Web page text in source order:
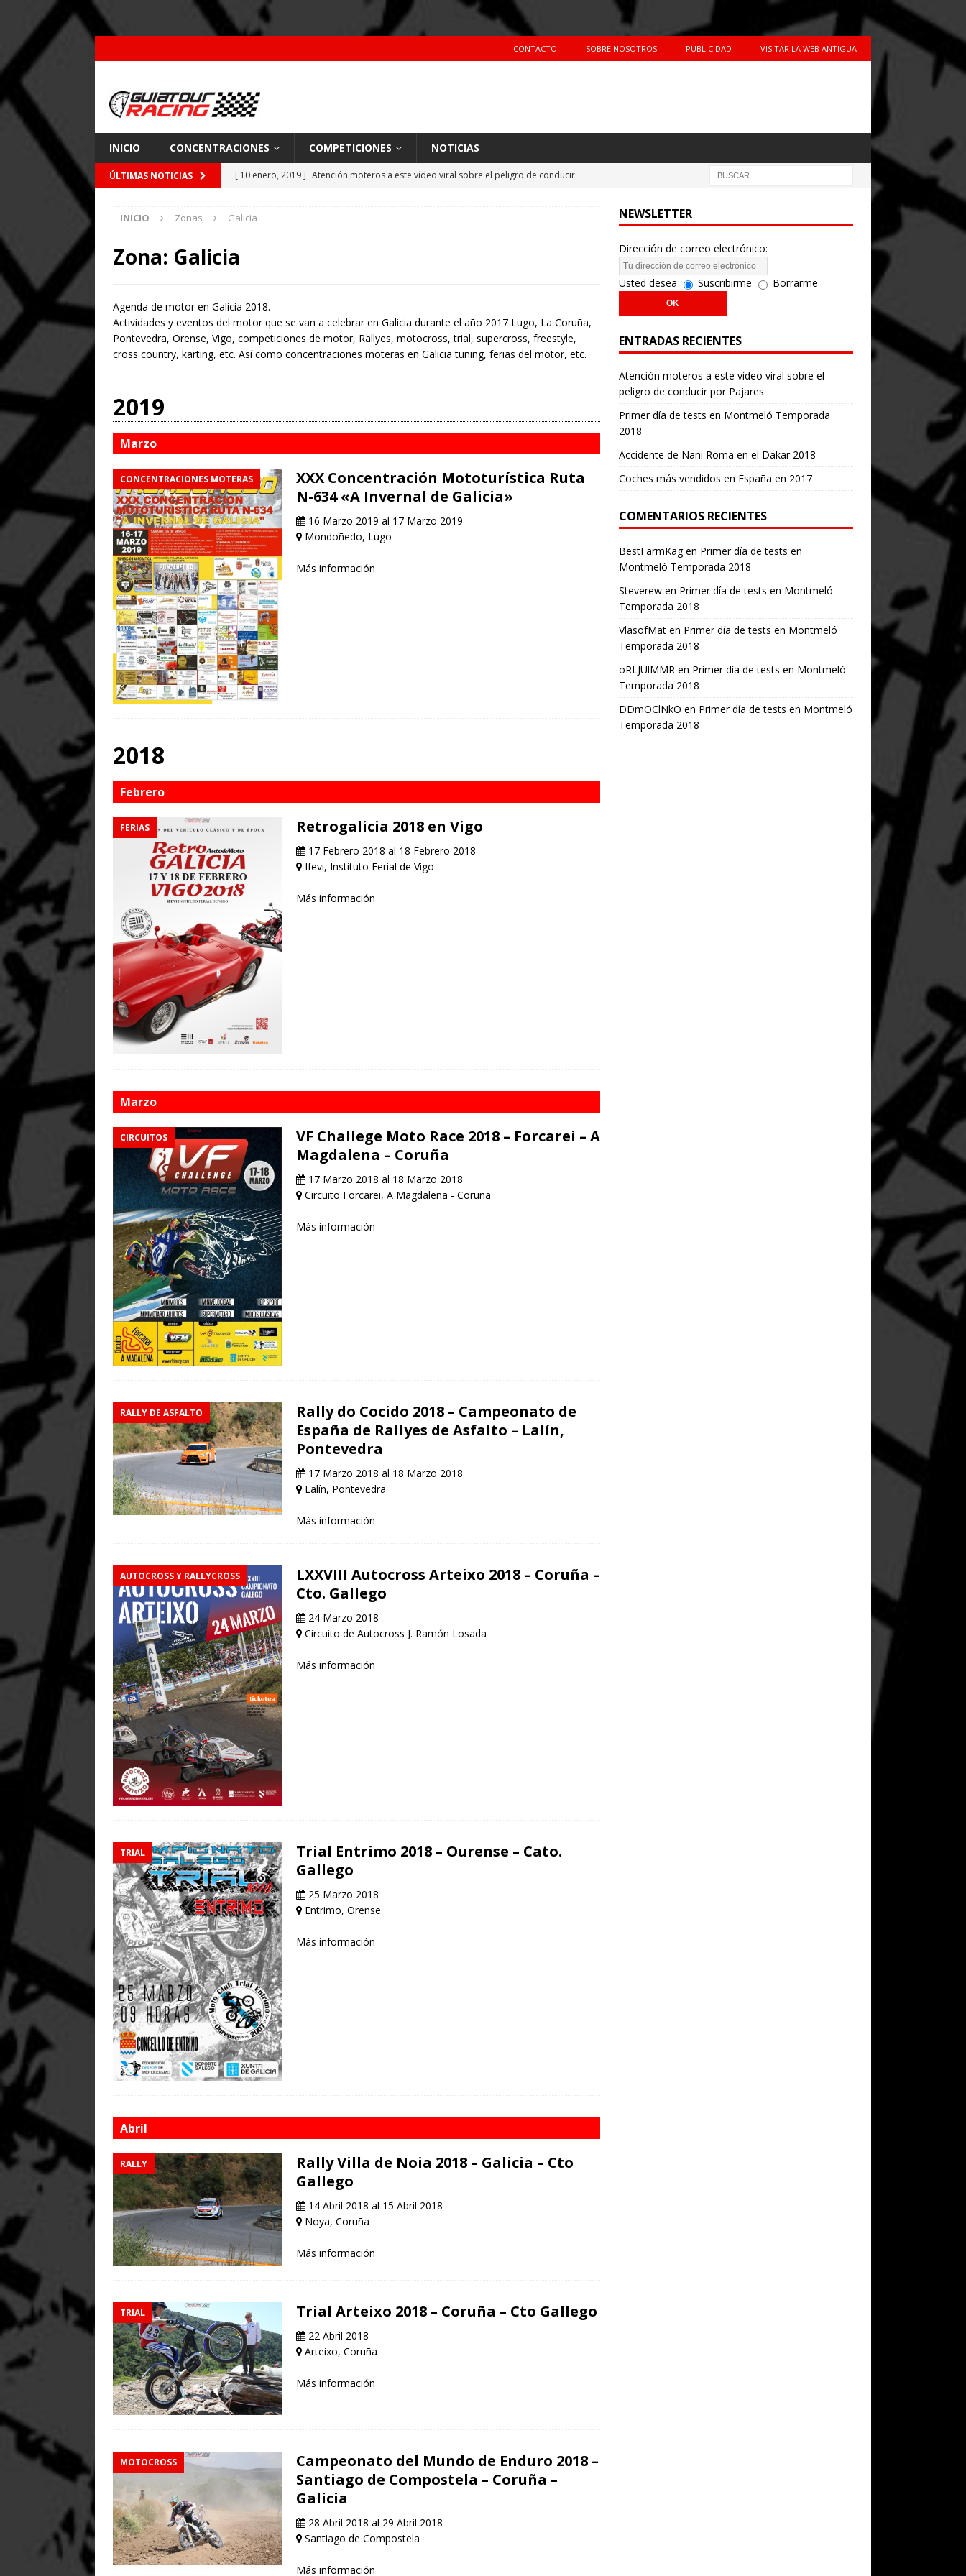
CONTACTO SOBRE NOSOTROS PUBLICIDAD VISITAR LA WEB ANTIGUA
INICIO CONCENTRACIONES COMPETICIONES NOTICIAS
ÚLTIMAS NOTICIAS [ 10 enero, 2019 ] Atención moteros a este vídeo viral sobre el peligro de conducir
[ 26 febrero, 2018 ]
INICIO Zonas Galicia
Zona: Galicia
Agenda de motor en Galicia 2018.
Actividades y eventos del motor que se van a celebrar en Galicia durante el año 2017 Lugo, La Coruña,
Pontevedra, Orense, Vigo, competiciones de motor, Rallyes, motocross, trial, supercross, freestyle,
cross country, karting, etc. Así como concentraciones moteras en Galicia tuning, ferias del motor, etc.
2019
Marzo
CONCENTRACIONES MOTERAS
XXX Concentración Mototurística Ruta
N-634 «A Invernal de Galicia»
16 Marzo 2019 al 17 Marzo 2019
Mondoñedo, Lugo
Más información
2018
Febrero
FERIAS Retrogalicia 2018 en Vigo
17 Febrero 2018 al 18 Febrero 2018
Ifevi, Instituto Ferial de Vigo
Más información
Marzo
CIRCUITOS
VF Challege Moto Race 2018 – Forcarei – A
Magdalena – Coruña
17 Marzo 2018 al 18 Marzo 2018
Circuito Forcarei, A Magdalena - Coruña
Más información
RALLY DE ASFALTO
Rally do Cocido 2018 – Campeonato de
España de Rallyes de Asfalto – Lalín,
Pontevedra
17 Marzo 2018 al 18 Marzo 2018
Lalín, Pontevedra
Más información
AUTOCROSS Y RALLYCROSS
LXXVIII Autocross Arteixo 2018 – Coruña –
Cto. Gallego
24 Marzo 2018
Circuito de Autocross J. Ramón Losada
Más información
TRIAL
Trial Entrimo 2018 – Ourense – Cato.
Gallego
25 Marzo 2018
Entrimo, Orense
Más información
Abril
RALLY
Rally Villa de Noia 2018 – Galicia – Cto
Gallego
14 Abril 2018 al 15 Abril 2018
Noya, Coruña
Más información
TRIAL Trial Arteixo 2018 – Coruña – Cto Gallego
22 Abril 2018
Arteixo, Coruña
Más información
MOTOCROSS
Campeonato del Mundo de Enduro 2018 –
Santiago de Compostela – Coruña –
Galicia
28 Abril 2018 al 29 Abril 2018
Santiago de Compostela
Más información
NEWSLETTER
Dirección de correo electrónico:
Usted desea Suscribirme Borrarme
ENTRADAS RECIENTES
Atención moteros a este vídeo viral sobre el
peligro de conducir por Pajares
Primer día de tests en Montmeló Temporada
2018
Accidente de Nani Roma en el Dakar 2018
Coches más vendidos en España en 2017
COMENTARIOS RECIENTES
BestFarmKagen Primer día de tests en
Montmeló Temporada 2018
Steverewen Primer día de tests en Montmeló
Temporada 2018
VlasofMaten Primer día de tests en Montmeló
Temporada 2018
oRLJUlMMRen Primer día de tests en Montmeló
Temporada 2018
DDmOClNkO en Primer día de tests en Montmeló
Temporada 2018